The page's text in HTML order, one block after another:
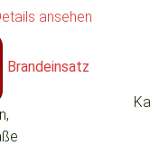
ansehen
Brandeinsatz